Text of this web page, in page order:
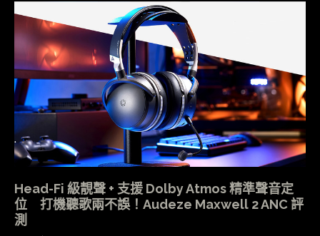
Head-Fi 級靚聲 + 支援 Dolby Atmos 精準聲音定
位 打機聽歌兩不誤！Audeze Maxwell 2 ANC 評
測